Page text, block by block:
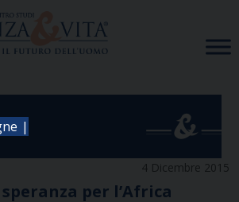
|
4 Dicembre 2015
per l’Africa